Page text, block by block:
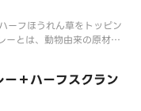
ーフほうれん草をトッピン
ーとは、動物由来の原材料
場合があります。
＋ハーフスクラン